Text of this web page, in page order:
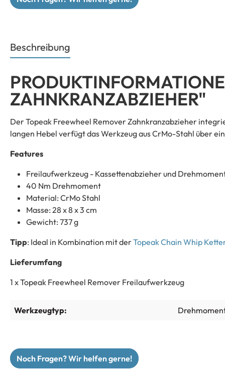
Beschreibung
ZAHNKRANZABZIEHER"
Der Topeak Freewheel Remover Zahnkranzabzieher
langen Hebel verfügt das Werkzeug aus CrMo-Stahl über
Features
Freilaufwerkzeug - Kassettenabzieher und
40 Nm Drehmoment
Material: CrMo Stahl
Masse: 28 x 8 x 3 cm
Gewicht: 737 g
Tipp: Ideal in Kombination mit derTopeak Chain Whip
Lieferumfang
1 x Topeak Freewheel Remover Freilaufwerkzeug
Werkzeugtyp:
Noch Fragen? Wir helfen gerne!